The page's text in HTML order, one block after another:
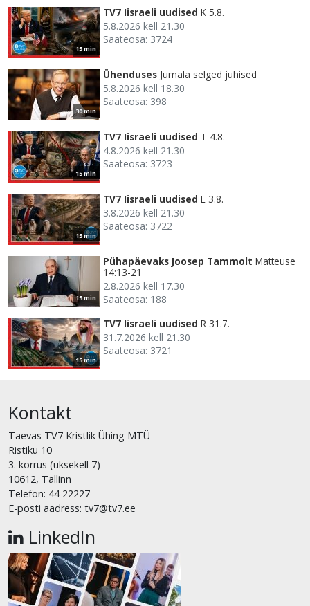
15 min
TV7 Iisraeli uudised K 5.8.
5.8.2026 kell 21.30
Saateosa: 3724
30 min
Ühenduses Jumala selged juhised
5.8.2026 kell 18.30
Saateosa: 398
15 min
TV7 Iisraeli uudised T 4.8.
4.8.2026 kell 21.30
Saateosa: 3723
15 min
TV7 Iisraeli uudised E 3.8.
3.8.2026 kell 21.30
Saateosa: 3722
15 min
Pühapäevaks Joosep Tammolt Matteuse
14:13-21
2.8.2026 kell 17.30
Saateosa: 188
15 min
TV7 Iisraeli uudised R 31.7.
31.7.2026 kell 21.30
Saateosa: 3721
Kontakt
Taevas TV7 Kristlik Ühing MTÜ
Ristiku 10
3. korrus (uksekell 7)
10612, Tallinn
Telefon: 44 22227
E-posti aadress: tv7@tv7.ee
LinkedIn